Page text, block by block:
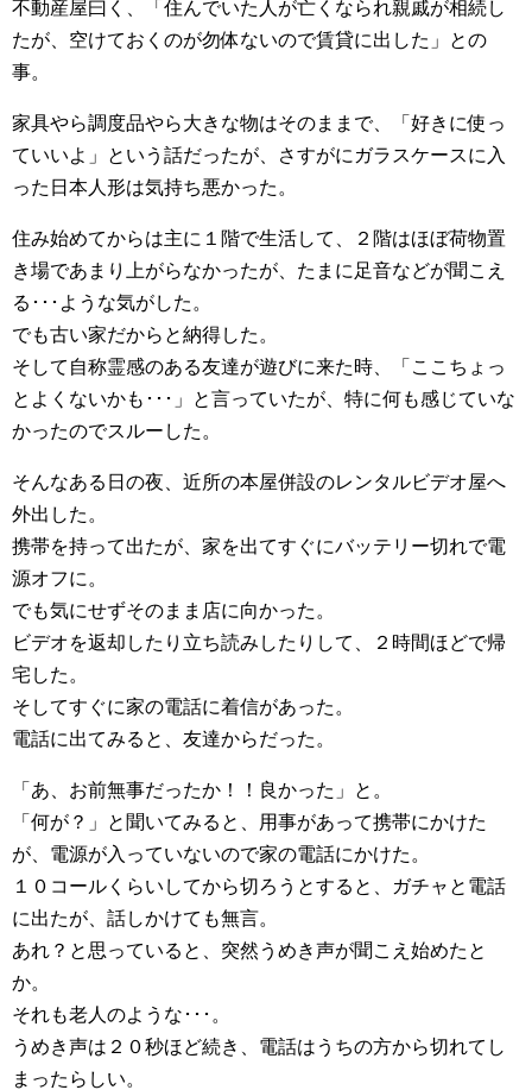
不動産屋曰く、「住んでいた人が亡くなられ親戚が相続し
たが、空けておくのが勿体ないので賃貸に出した」との
事。
家具やら調度品やら大きな物はそのままで、「好きに使っ
ていいよ」という話だったが、さすがにガラスケースに入
った日本人形は気持ち悪かった。
住み始めてからは主に１階で生活して、２階はほぼ荷物置
き場であまり上がらなかったが、たまに足音などが聞こえ
る･･･ような気がした。
でも古い家だからと納得した。
そして自称霊感のある友達が遊びに来た時、「ここちょっ
とよくないかも･･･」と言っていたが、特に何も感じていな
かったのでスルーした。
そんなある日の夜、近所の本屋併設のレンタルビデオ屋へ
外出した。
携帯を持って出たが、家を出てすぐにバッテリー切れで電
源オフに。
でも気にせずそのまま店に向かった。
ビデオを返却したり立ち読みしたりして、２時間ほどで帰
宅した。
そしてすぐに家の電話に着信があった。
電話に出てみると、友達からだった。
「あ、お前無事だったか！！良かった」と。
「何が？」と聞いてみると、用事があって携帯にかけた
が、電源が入っていないので家の電話にかけた。
１０コールくらいしてから切ろうとすると、ガチャと電話
に出たが、話しかけても無言。
あれ？と思っていると、突然うめき声が聞こえ始めたと
か。
それも老人のような･･･。
うめき声は２０秒ほど続き、電話はうちの方から切れてし
まったらしい。